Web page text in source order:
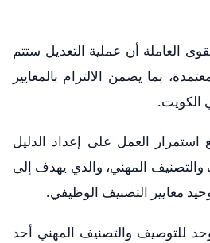
العاملة أن عملية التعديل ستتم
بما يضمن الالتزام بالمعايير
الكويت.
استمرار العمل على إعداد الدليل
والتصنيف المهني، والذي يهدف إلى
معايير التصنيف الوظيفي.
للتوصيف والتصنيف المهني أحد